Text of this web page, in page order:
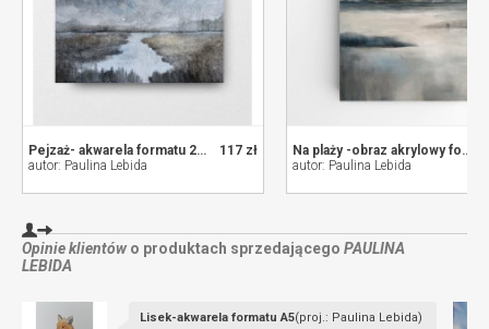
117 zł
Pejzaż- akwarela formatu 20/20 cm
autor: Paulina Lebida
Na plaży -obraz akrylowy formatu 60/50 cm
autor: Paulina Lebida
Opinie klientów o produktach sprzedającego PAULINA
LEBIDA
Lisek-akwarela formatu A5(proj.: Paulina Lebida)